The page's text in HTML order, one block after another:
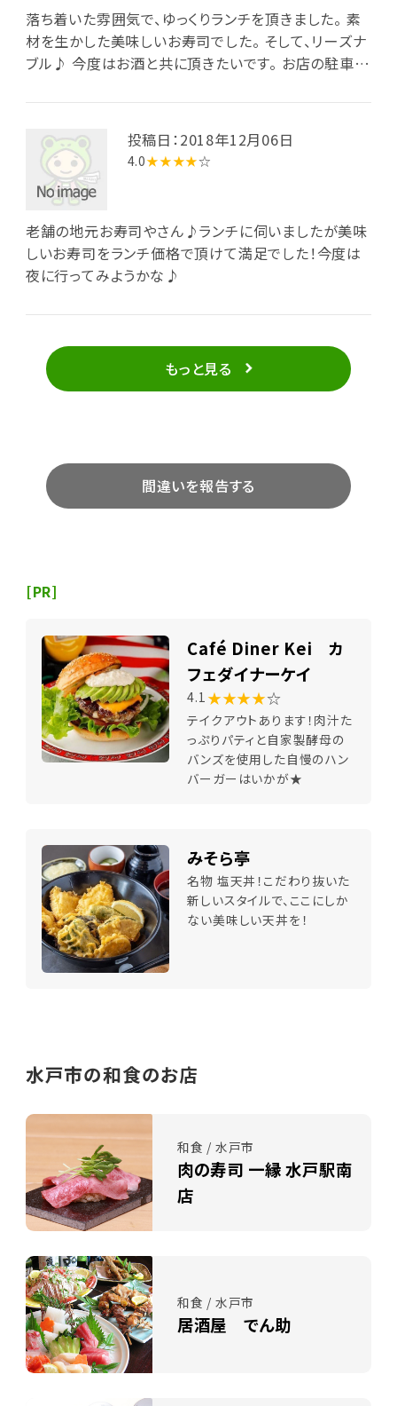
落ち着いた雰囲気で、ゆっくりランチを頂きました。 素
材を生かした美味しいお寿司でした。 そして、リーズナ
ブル♪ 今度はお酒と共に頂きたいです。 お店の駐車場
しまいました。汗
投稿日：2018年12月06日
4.0★★★★☆
老舗の地元お寿司やさん♪ランチに伺いましたが美味
しいお寿司をランチ価格で頂けて満足でした！今度は
夜に行ってみようかな♪
もっと見る
間違いを報告する
[PR]
Café Diner Kei カ
フェダイナーケイ
4.1 ★★★★☆
テイクアウトあります！肉汁た
っぷりパティと自家製酵母の
バンズを使用した自慢のハン
バーガーはいかが★
みそら亭
名物 塩天丼！こだわり抜いた
新しいスタイルで、ここにしか
ない美味しい天丼を！
水戸市の和食のお店
和食 / 水戸市
肉の寿司 一縁 水戸駅南
店
和食 / 水戸市
居酒屋 でん助